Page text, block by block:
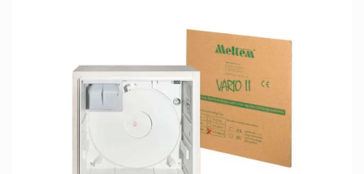
Дякуємо
за заявку!
Ваші дані
успішно
надіслані!
персональних даних